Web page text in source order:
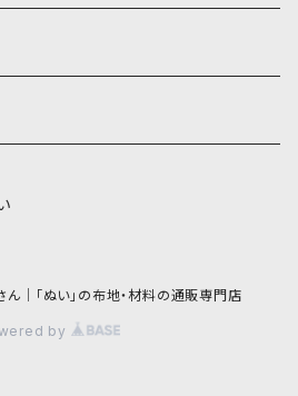
｜「ぬい」の布地・材料の通販専門店
by